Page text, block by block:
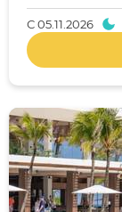
С05.11.2026